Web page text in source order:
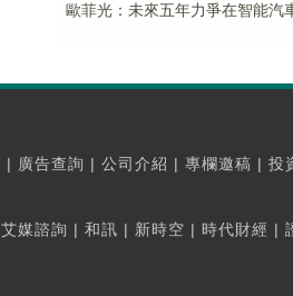
歐菲光：未來五年力爭在智能汽
| 廣告查詢 | 公司介紹 | 專欄邀稿 | 投
艾媒諮詢 | 和訊 | 新時空 | 時代財經 |